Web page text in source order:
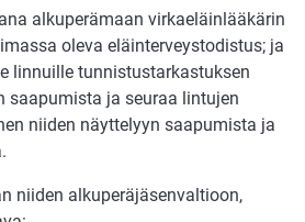
alkuperämaan virkaeläinlääkärin
oleva eläinterveystodistus; ja
linnuille tunnistustarkastuksen
saapumista ja seuraa lintujen
niiden näyttelyyn saapumista ja
niiden alkuperäjäsenvaltioon,